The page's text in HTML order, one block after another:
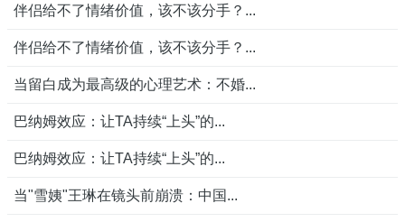
伴侣给不了情绪价值，该不该分手？...
伴侣给不了情绪价值，该不该分手？...
当留白成为最高级的心理艺术：不婚...
巴纳姆效应：让TA持续“上头”的...
巴纳姆效应：让TA持续“上头”的...
当"雪姨"王琳在镜头前崩溃：中国...